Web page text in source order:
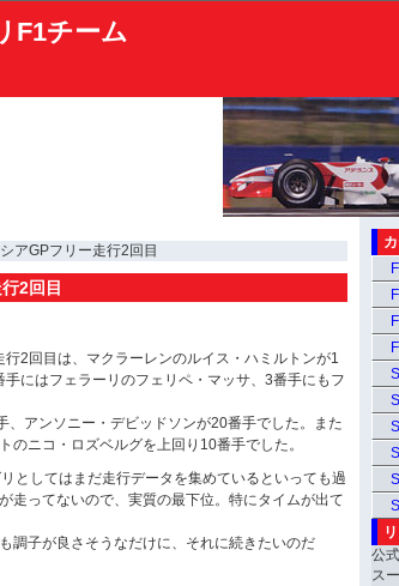
F1チーム
アGPフリー走行2回目
2回目
2回目は、マクラーレンのルイス・ハミルトンが1
にはフェラーリのフェリペ・マッサ、3番手にもフ
、アンソニー・デビッドソンが20番手でした。また
のニコ・ロズベルグを上回り10番手でした。
としてはまだ走行データを集めているといっても過
走ってないので、実質の最下位。特にタイムが出て
調子が良さそうなだけに、それに続きたいのだ
公
ス